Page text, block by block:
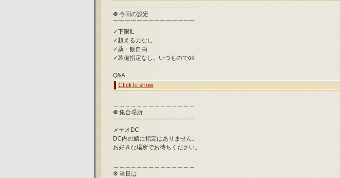
❆ 今回の設定
￣￣￣￣￣￣￣￣￣￣￣￣￣￣
✓下限IL
✓超える力なし
✓薬・飯自由
✓装備指定なし。いつものでok
Q&A
Click to show
❆ 集合場所
￣￣￣￣￣￣￣￣￣￣￣￣￣￣
メテオDC
DC内の鯖に指定はありません。
お好きな場所でお待ちください。
❆ 当日は